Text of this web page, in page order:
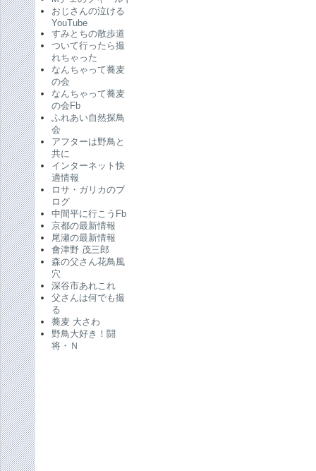
おじさんの泣ける
YouTube
すみとちの散歩道
ついて行ったら撮
れちゃった
なんちゃって蕎麦
の会
なんちゃって蕎麦
の会Fb
ふれあい自然探鳥
会
アフターは野鳥と
共に
インターネット快
適情報
ロサ・ガリカのブ
ログ
中間平に行こうFb
京都の最新情報
尾瀬の最新情報
會津野 茂三郎
森の父さん花鳥風
穴
深谷市あれこれ
父さんは何でも撮
る
蕎麦 大さわ
野鳥大好き！闘
将・Ｎ